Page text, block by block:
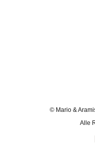
© Mario &
Alle